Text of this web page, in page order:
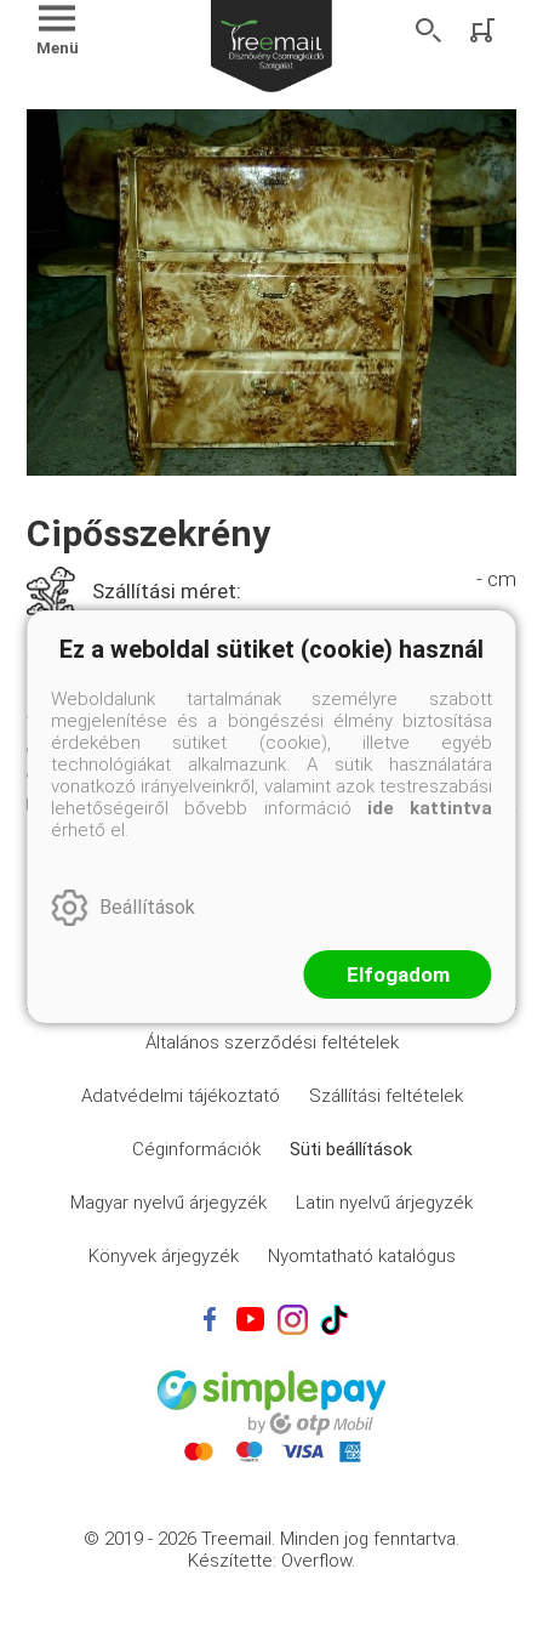
Menü
Cipősszekrény
Szállítási méret: - cm
Jelenleg nem rendelhető
TULAJDONSÁGOK
Szállítási méret: - cm
Kiszerelés: -
Általános szerződési feltételek
Adatvédelmi tájékoztató Szállítási feltételek
Céginformációk Süti beállítások
Magyar nyelvű árjegyzék Latin nyelvű árjegyzék
Könyvek árjegyzék Nyomtatható katalógus
© 2019 - 2026 Treemail. Minden jog fenntartva.
Készítette: Overflow.
Ez a weboldal sütiket (cookie) használ
Weboldalunk tartalmának személyre szabott
megjelenítése és a böngészési élmény biztosítása
érdekében sütiket (cookie), illetve egyéb
technológiákat alkalmazunk. A sütik használatára
vonatkozó irányelveinkről, valamint azok testreszabási
lehetőségeiről bővebb információ ide kattintva
érhető el.
Beállítások
Elfogadom